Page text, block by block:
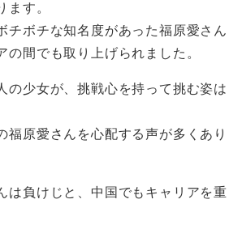
ます。
チボチな知名度があった福原愛さん
の間でも取り上げられました。
の少女が、挑戦心を持って挑む姿は
福原愛さんを心配する声が多くあり
は負けじと、中国でもキャリアを重